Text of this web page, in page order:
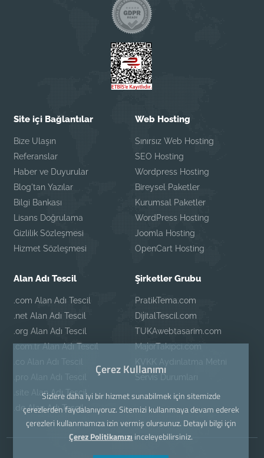
Site içi Bağlantılar
Bize Ulaşın
Referanslar
Haber ve Duyurular
Blog'tan Yazılar
Bilgi Bankası
Lisans Doğrulama
Gizlilik Sözleşmesi
Hizmet Sözleşmesi
Web Hosting
Sınırsız Web Hosting
SEO Hosting
Wordpress Hosting
Bireysel Paketler
Kurumsal Paketler
WordPress Hosting
Joomla Hosting
OpenCart Hosting
Alan Adı Tescil
.com Alan Adı Tescil
.net Alan Adı Tescil
.org Alan Adı Tescil
.com.tr Alan Adı Tescil
.co Alan Adı Tescil
.pro Alan Adı Tescil
.site Alan Adı Tescil
.de Alan Adı Tescil
Şirketler Grubu
PratikTema.com
DijitalTescil.com
TUKAwebtasarim.com
MajorTakipci.com
KVKK Aydınlatma Metni
Servis Durumları
Çerez Kullanımı
Sizlere daha iyi bir hizmet sunabilmek için sitemizde
çerezlerden faydalanıyoruz. Sitemizi kullanmaya devam ederek
çerezleri kullanmamıza izin vermiş olursunuz. Detaylı bilgi için
Çerez Politikamızı inceleyebilirsiniz.